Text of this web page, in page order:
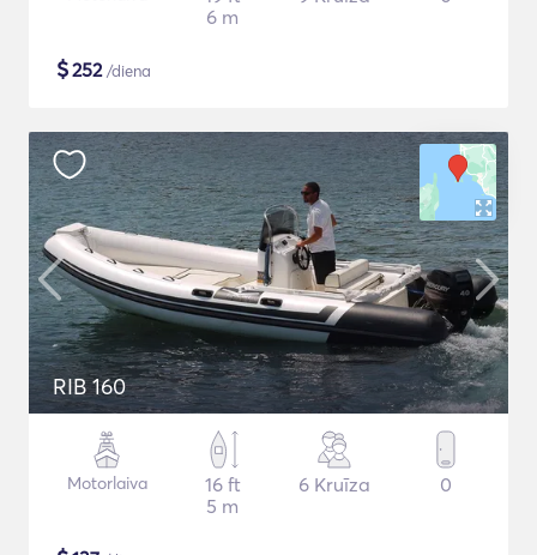
6 m
$252/diena
RIB 160
Motorlaiva
16 ft
5 m
6 Kruīza 0